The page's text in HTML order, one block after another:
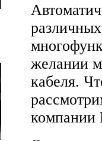
желании
кабеля.
компании